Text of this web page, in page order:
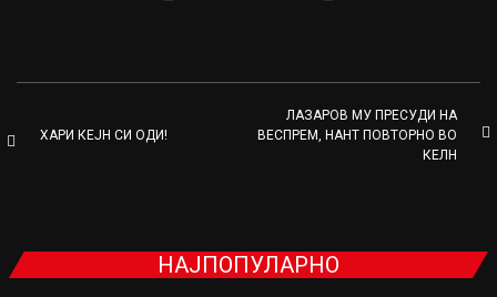
ХАРИ КЕЈН СИ ОДИ!
ЛАЗАРОВ МУ ПРЕСУДИ НА
ВЕСПРЕМ, НАНТ ПОВТОРНО ВО
КЕЛН
НАЈПОПУЛАРНО